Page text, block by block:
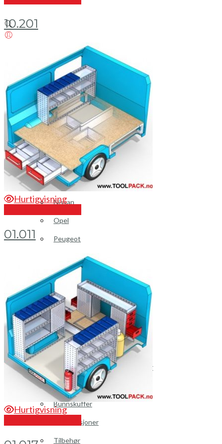
Login / Register
Bilinnredning
Citroen
Fiat
Hyundai
Isuzu
Mercedes
Mitsubishi
Nissan
Opel
Peugeot
Toyota
Volkswagen
Andre merker
Tilbehør
Produkter
Hyllereoler, hyllevanger og hyller
Skuffeseksjoner
Bunnskuffer
Skapseksjoner
Tilbehør
10.201
Hurtigvisning
01.011
Hurtigvisning